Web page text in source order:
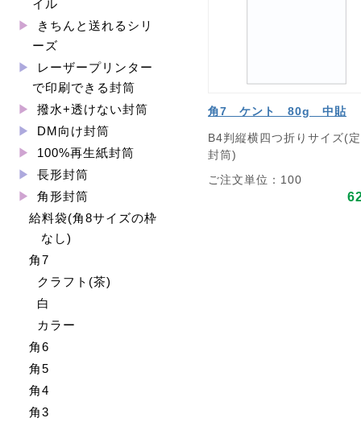
イル
きちんと送れるシリ
ーズ
レーザープリンター
で印刷できる封筒
撥水+透けない封筒
DM向け封筒
100%再生紙封筒
長形封筒
角形封筒
給料袋(角8サイズの枠
なし)
角7
クラフト(茶)
白
カラー
角6
角5
角4
角3
角7 ケント 80g 中貼
B4判縦横四つ折りサイズ(
封筒)
ご注文単位：100